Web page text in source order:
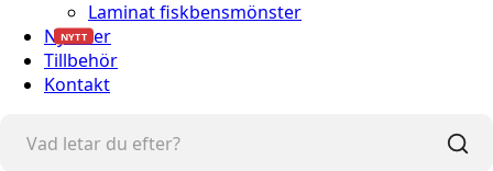
Laminat fiskbensmönster
Nyheter
NYTT
Tillbehör
Kontakt